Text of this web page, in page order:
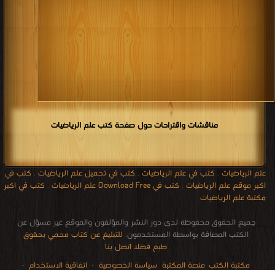
مناقشات واقتراحات حول صفحة كتب علم الرياضيات
علم الرياضيات , كتب في علم الرياضيات , كتب في تحميل علم الرياضيات , كتب في
اكبر موقع علم الرياضيات , كتب في Download Free علم الرياضيات , كتب في اكبر
مكتبة علم الرياضيات
جميع الحقوق محفوظة لدى دور النشر والمؤلفون والموقع غير مسؤل عن
الكتب المضافة بواسطة المستخدمون. للتبليغ عن كتاب محمي بحقوق
طبع فضلا اتصل بنا
مكتبة الكتب منصة المكتبة سياسة الخصوصية · اتفاقية الاستخدام ·